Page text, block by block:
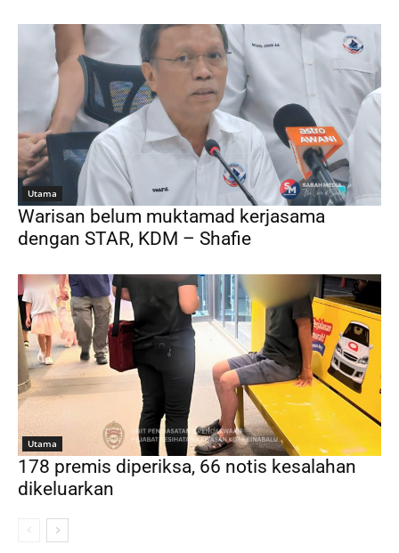
Utama
Warisan belum muktamad kerjasama
dengan STAR, KDM – Shafie
Utama
178 premis diperiksa, 66 notis kesalahan
dikeluarkan